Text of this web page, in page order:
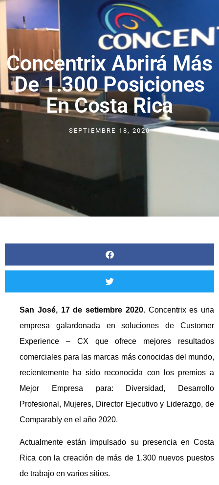
Concentrix Abrirá Más
De 1.300 Posiciones
En Costa Rica
SEPTIEMBRE 18, 2020
San José, 17 de setiembre 2020. Concentrix es una
empresa galardonada en soluciones de Customer
Experience – CX que ofrece mejores resultados
comerciales para las marcas más conocidas del mundo,
recientemente ha sido reconocida con los premios a
Mejor Empresa para: Diversidad, Desarrollo
Profesional, Mujeres, Director Ejecutivo y Liderazgo, de
Comparably en el año 2020.
Actualmente están impulsado su presencia en Costa
Rica con la creación de más de 1.300 nuevos puestos
de trabajo en varios sitios.